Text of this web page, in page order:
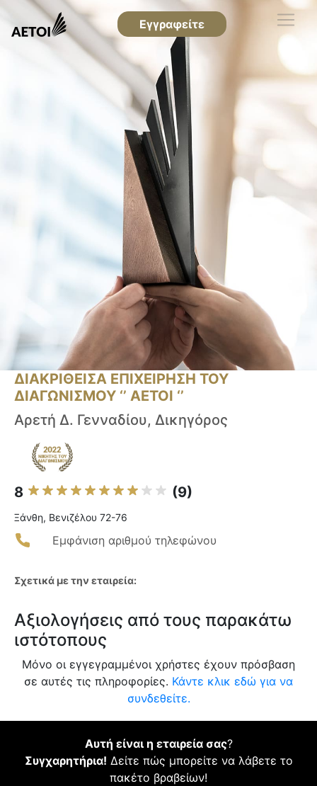
Εγγραφείτε
ΔΙΑΚΡΙΘΕΙΣΑ ΕΠΙΧΕΙΡΗΣΗ ΤΟΥ
ΔΙΑΓΩΝΙΣΜΟΥ ‘’ ΑΕΤΟΙ ‘’
Αρετή Δ. Γενναδίου, Δικηγόρος
8 (9)
Ξάνθη, Βενιζέλου 72-76
Εμφάνιση αριθμού τηλεφώνου
Σχετικά με την εταιρεία:
Αξιολογήσεις από τους παρακάτω
ιστότοπους
Μόνο οι εγγεγραμμένοι χρήστες έχουν πρόσβαση
σε αυτές τις πληροφορίες. Κάντε κλικ εδώ για να
συνδεθείτε.
Αυτή είναι η εταιρεία σας?
Συγχαρητήρια! Δείτε πώς μπορείτε να λάβετε το
πακέτο βραβείων!